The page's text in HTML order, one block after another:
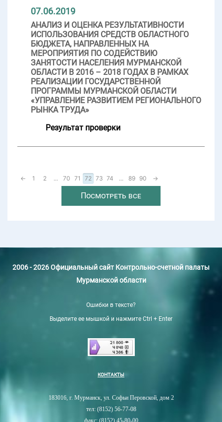
07.06.2019
АНАЛИЗ И ОЦЕНКА РЕЗУЛЬТАТИВНОСТИ
ИСПОЛЬЗОВАНИЯ СРЕДСТВ ОБЛАСТНОГО
БЮДЖЕТА, НАПРАВЛЕННЫХ НА
МЕРОПРИЯТИЯ ПО СОДЕЙСТВИЮ
ЗАНЯТОСТИ НАСЕЛЕНИЯ МУРМАНСКОЙ
ОБЛАСТИ В 2016 – 2018 ГОДАХ В РАМКАХ
РЕАЛИЗАЦИИ ГОСУДАРСТВЕННОЙ
ПРОГРАММЫ МУРМАНСКОЙ ОБЛАСТИ
«УПРАВЛЕНИЕ РАЗВИТИЕМ РЕГИОНАЛЬНОГО
РЫНКА ТРУДА»
Результат проверки
← 1 2 ... 70 71 72 73 74 ... 89 90 →
Посмотреть все
2006 - 2026 Официальный сайт Контрольно-счетной палаты
Мурманской области
Ошибки в тексте?
Выделите ее мышкой и нажмите Ctrl + Enter
КОНТАКТЫ
183016, г. Мурманск, ул. Софьи Перовской, дом 2
тел: (8152) 56-77-08